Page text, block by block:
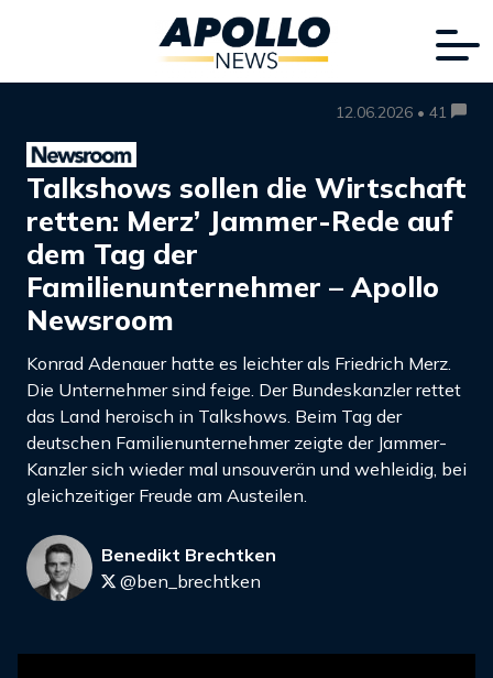
12.06.2026 • 41
Talkshows sollen die Wirtschaft
retten: Merz’ Jammer-Rede auf
dem Tag der
Familienunternehmer – Apollo
Newsroom
Konrad Adenauer hatte es leichter als Friedrich Merz.
Die Unternehmer sind feige. Der Bundeskanzler rettet
das Land heroisch in Talkshows. Beim Tag der
deutschen Familienunternehmer zeigte der Jammer-
Kanzler sich wieder mal unsouverän und wehleidig, bei
gleichzeitiger Freude am Austeilen.
Benedikt Brechtken
@ben_brechtken